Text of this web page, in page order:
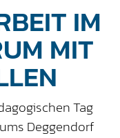
IM
MIT
Tag
Deggendorf